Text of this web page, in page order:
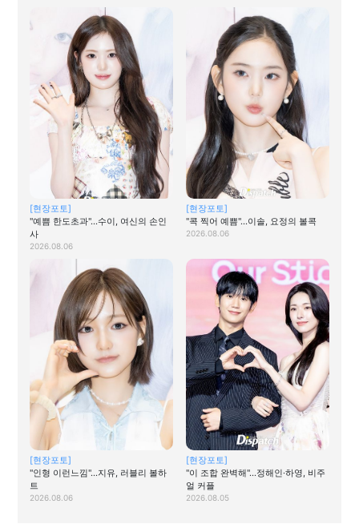
[현장포토]
"예쁨 한도초과"…수이, 여신의 손인
사
2026.08.06
[현장포토]
"콕 찍어 예쁨"…이솔, 요정의 볼콕
2026.08.06
[현장포토]
"인형 이런느낌"…지유, 러블리 볼하
트
2026.08.06
[현장포토]
"이 조합 완벽해"…정해인·하영, 비주
얼 커플
2026.08.05